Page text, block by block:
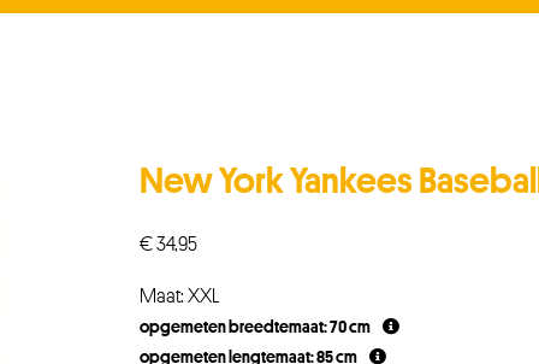
New York Yankees
€34,95
Maat: XXL
opgemeten breedtemaat: 70 cm
opgemeten lengtemaat: 85 cm